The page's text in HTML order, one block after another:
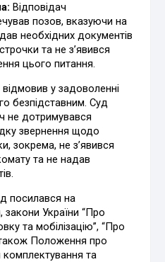
Відповідач
позов, вказуючи на
необхідних документів
та не з’явився
цього питання.
у задоволенні
безпідставним. Суд
не дотримувався
звернення щодо
зокрема, не з’явився
та не надав
посилався на
закони України “Про
та мобілізацію”, “Про
Положення про
комплектування та